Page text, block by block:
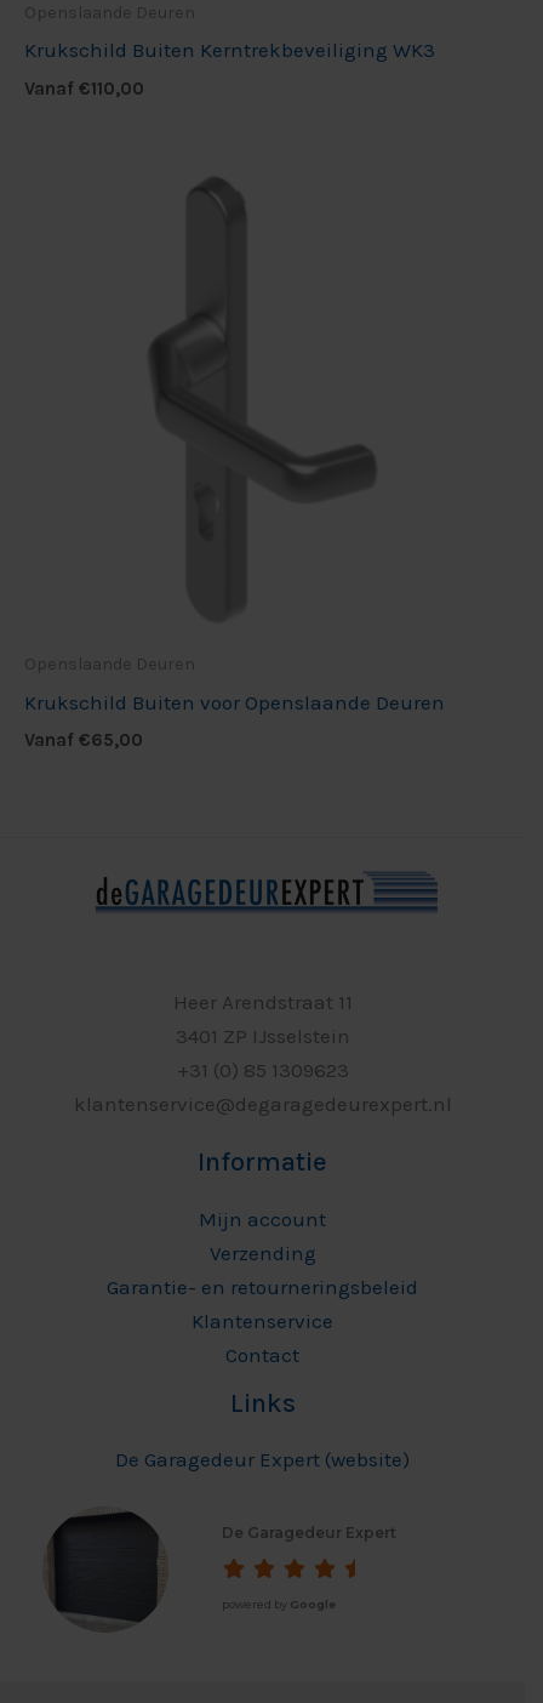
Openslaande Deuren
Krukschild Buiten Kerntrekbeveiliging WK3
Vanaf €110,00
Openslaande Deuren
Krukschild Buiten voor Openslaande Deuren
Vanaf €65,00
Heer Arendstraat 11
3401 ZP IJsselstein
+31 (0) 85 1309623
klantenservice@degaragedeurexpert.nl
Informatie
Mijn account
Verzending
Garantie- en retourneringsbeleid
Klantenservice
Contact
Links
De Garagedeur Expert (website)
De Garagedeur Expert
powered by Google